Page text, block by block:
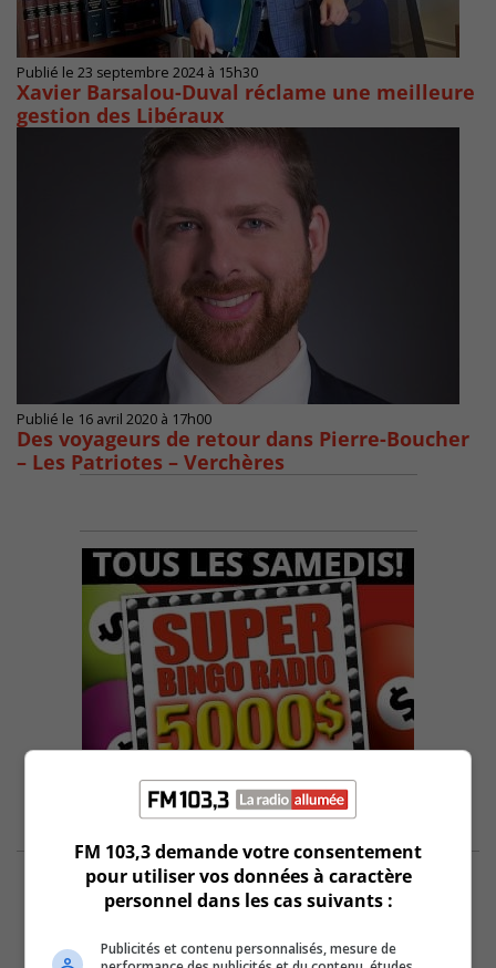
Publié le 23 septembre 2024 à 15h30
Xavier Barsalou-Duval réclame une meilleure
gestion des Libéraux
Publié le 16 avril 2020 à 17h00
Des voyageurs de retour dans Pierre-Boucher
– Les Patriotes – Verchères
FM 103,3 demande votre consentement
pour utiliser vos données à caractère
personnel dans les cas suivants :
Publicités et contenu personnalisés, mesure de